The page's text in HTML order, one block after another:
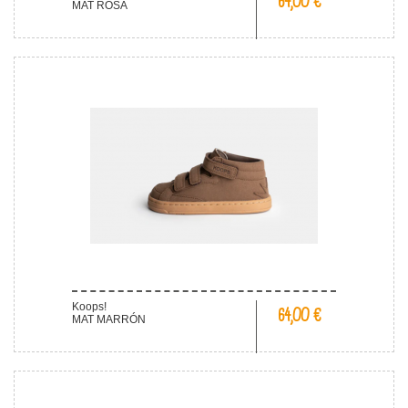
MAT ROSA
Koops!
MAT MARRÓN
64,00 €